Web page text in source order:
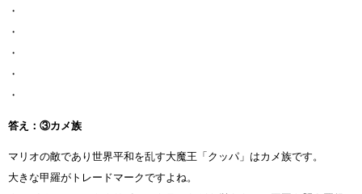
・
・
・
・
・
答え：③カメ族
マリオの敵であり世界平和を乱す大魔王「クッパ」はカメ族です。
大きな甲羅がトレードマークですよね。